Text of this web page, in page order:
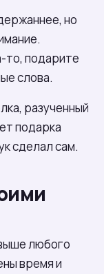
но
то, подарите
слова.
разученный
подарка
сделал сам.
любого
время и